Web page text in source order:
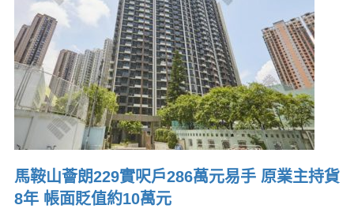
馬鞍山薈朗229實呎戶286萬元易手 原業主持貨
8年 帳面貶值約10萬元